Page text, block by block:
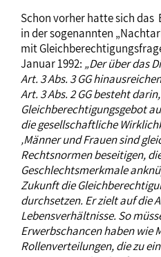
Schon vorher hatte sich
in der sogenannten
mit
Januar 1992: „Der über das
Art. 3 Abs. 3 GG
Art. 3 Abs. 2 GG besteht
Gleichberechtigungsgebot
die gesellschaftliche
‚Männer und Frauen sind
Rechtsnormen beseitigen,
Geschlechtsmerkmale
Zukunft die
durchsetzen. Er zielt auf die
Lebensverhältnisse. So
Erwerbschancen haben wie
Rollenverteilungen, die zu